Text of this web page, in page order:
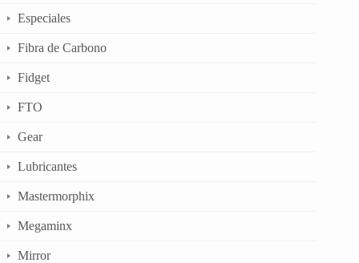
Especiales
Fibra de Carbono
Fidget
FTO
Gear
Lubricantes
Mastermorphix
Megaminx
Mirror